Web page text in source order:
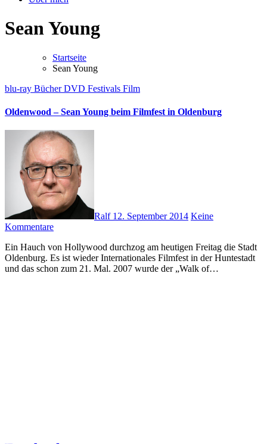
Sean Young
Startseite
Sean Young
blu-ray BücherDVD Festivals Film
Oldenwood – Sean Young beim Filmfest in Oldenburg
Ralf 12. September 2014 Keine
Kommentare
Ein Hauch von Hollywood durchzog am heutigen Freitag die Stadt
Oldenburg. Es ist wieder Internationales Filmfest in der Huntestadt
und das schon zum 21. Mal. 2007 wurde der „Walk of…